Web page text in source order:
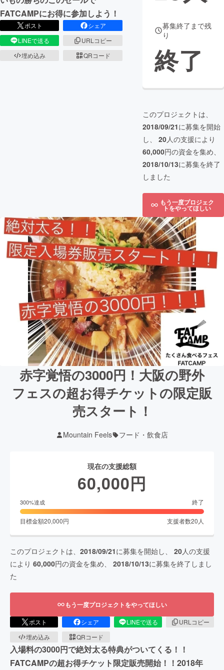
FATCAMPにお得に参加しよう！
ポスト
シェア
LINEで送る
URLコピー
埋め込み
QRコード
募集終了まで残
り
終了
このプロジェクトは、
2018/09/21に募集を開始
し、 20人の支援により
60,000円の資金を集め、
2018/10/13に募集を終了
しました
もう一度プロジェク
トをやってほしい
赤字覚悟の3000円！大阪の野外
フェスの超お得チケットの限定販
売スタート！
Mountain Feels フード・飲食店
現在の支援総額
60,000円
300%達成 終了
目標金額20,000円 支援者数20 人
このプロジェクトは、 2018/09/21に募集を開始し、 20人の支援
により 60,000円の資金を集め、 2018/10/13に募集を終了しまし
た
もう一度プロジェクトをやってほしい
ポスト シェア LINEで送る
URLコピー
埋め込み
QRコード
入場料の3000円で絶対太る特典がついてくる！！
FATCAMPの超お得チケット限定販売開始！！2018年